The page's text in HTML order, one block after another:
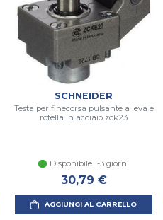
SCHNEIDER
Testa per finecorsa pulsante a leva e
rotella in acciaio zck23
Disponibile 1-3 giorni
30,79 €
AGGIUNGI AL CARRELLO